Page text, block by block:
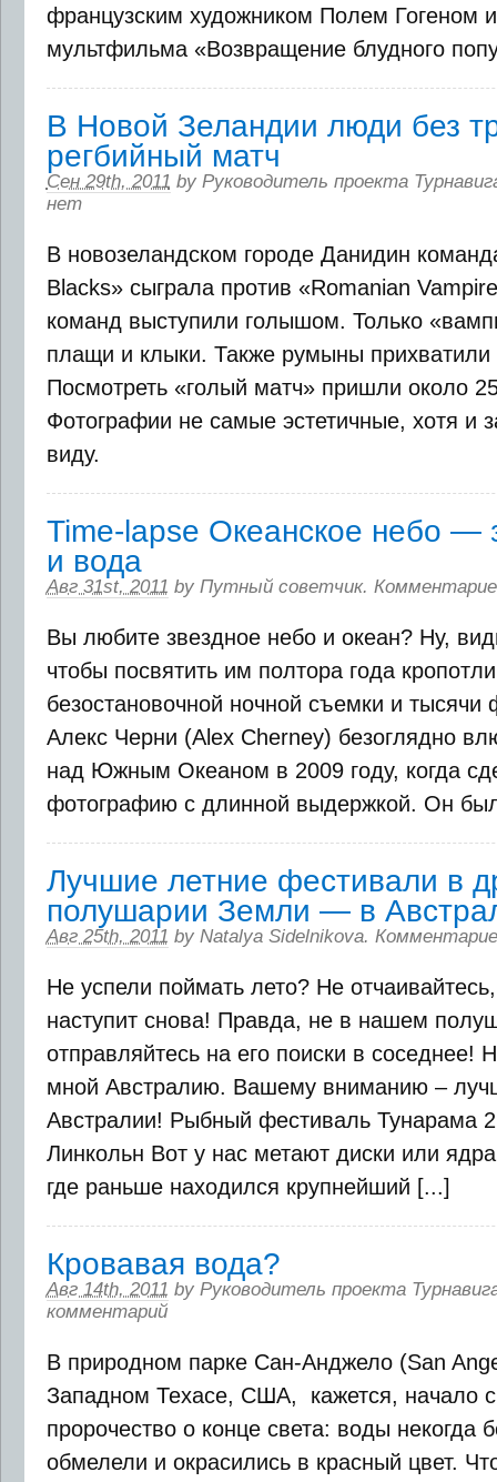
французским художником Полем Гогеном
мультфильма «Возвращение блудного
В Новой Зеландии люди без
регбийный матч
Сен 29th, 2011 by Руководитель проекта
нет
В новозеландском городе Данидин
Blacks» сыграла против «Romanian
команд выступили голышом. Только
плащи и клыки. Также румыны прихватили
Посмотреть «голый матч» пришли около
Фотографии не самые эстетичные, хотя и
виду.
Time-lapse Океанское небо —
и вода
Авг 31st, 2011 by Путный советчик.
Вы любите звездное небо и океан? Ну,
чтобы посвятить им полтора года
безостановочной ночной съемки и тысячи
Алекс Черни (Alex Cherney) безоглядно
над Южным Океаном в 2009 году, когда
фотографию с длинной выдержкой. Он
Лучшие летние фестивали в
полушарии Земли — в
Авг 25th, 2011 by Natalya Sidelnikova.
Не успели поймать лето? Не
наступит снова! Правда, не в нашем
отправляйтесь на его поиски в
мной Австралию. Вашему вниманию –
Австралии! Рыбный фестиваль Тунарама
Линкольн Вот у нас метают диски или
где раньше находился крупнейший [...]
Кровавая вода?
Авг 14th, 2011 by Руководитель проекта
комментарий
В природном парке Сан-Анджело (San
Западном Техасе, США, кажется, начало
пророчество о конце света: воды некогда
обмелели и окрасились в красный цвет.